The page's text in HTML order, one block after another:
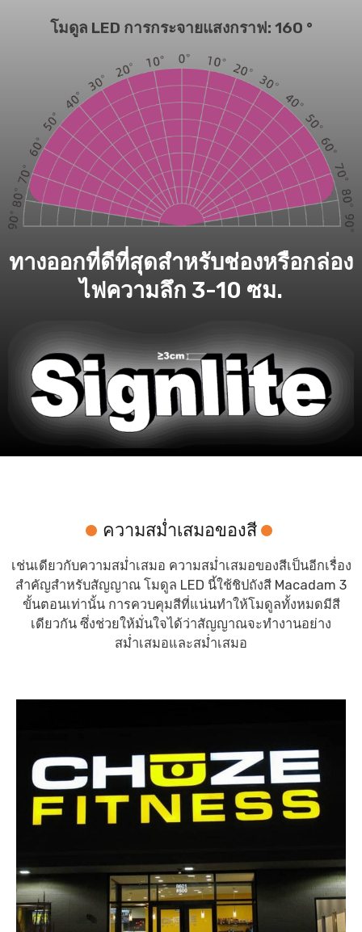
โมดูล LED การกระจายแสงกราฟ: 160 °
ทางออกที่ดีที่สุดสำหรับช่องหรือกล่อง
ไฟความลึก 3-10 ซม.
ความสม่ำเสมอของสี
เช่นเดียวกับความสม่ำเสมอ ความสม่ำเสมอของสีเป็นอีกเรื่อง
สำคัญสำหรับสัญญาณ โมดูล LED นี้ใช้ชิปถังสี Macadam 3
ขั้นตอนเท่านั้น การควบคุมสีที่แน่นทำให้โมดูลทั้งหมดมีสี
เดียวกัน ซึ่งช่วยให้มั่นใจได้ว่าสัญญาณจะทำงานอย่าง
สม่ำเสมอและสม่ำเสมอ